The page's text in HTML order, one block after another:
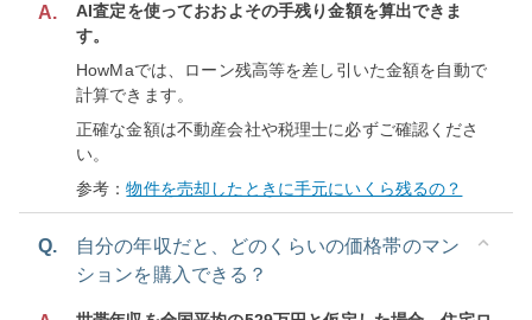
A.
AI査定を使っておおよその手残り金額を算出できま
す。
HowMaでは、ローン残高等を差し引いた金額を自動で
計算できます。
正確な金額は不動産会社や税理士に必ずご確認くださ
い。
参考：物件を売却したときに手元にいくら残るの？
Q.
自分の年収だと、どのくらいの価格帯のマン
ションを購入できる？